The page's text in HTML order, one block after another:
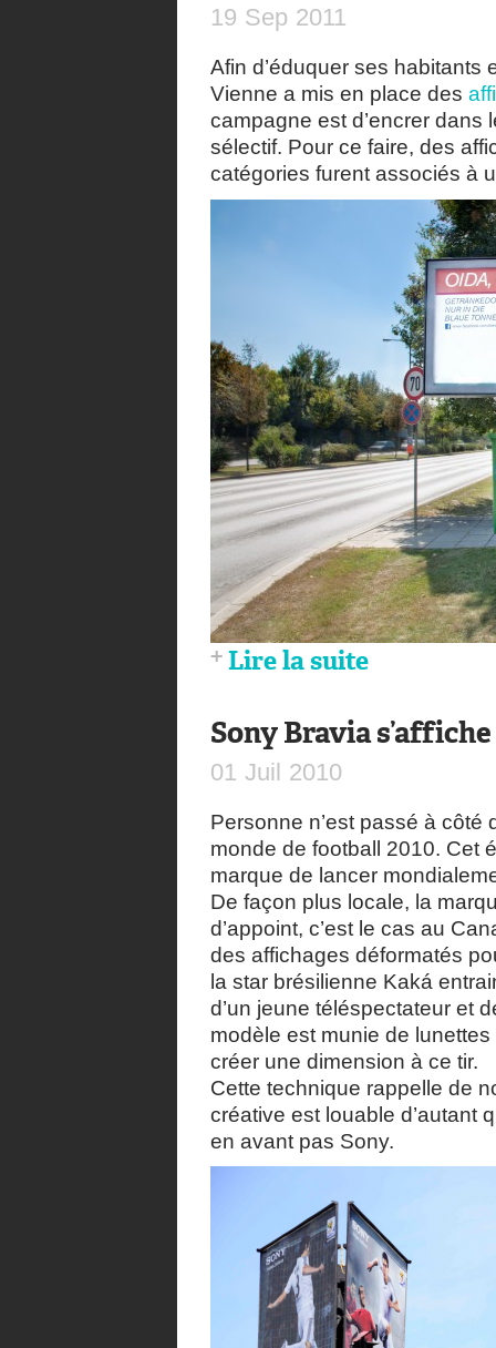
19 Sep 2011
Afin d’éduquer ses habitants
Vienne a mis en place des
campagne est d’encrer dans
sélectif. Pour ce faire, des
catégories furent associés à
Lire la suite
Sony Bravia s’affiche
01 Juil 2010
Personne n’est passé à
monde de football 2010. Cet
marque de lancer
De façon plus locale, la
d’appoint, c’est le cas au
des affichages déformatés
la star brésilienne Kaká
d’un jeune téléspectateur et
modèle est munie de
créer une dimension à ce tir.
Cette technique rappelle de
créative est louable d’autant
en avant pas Sony.